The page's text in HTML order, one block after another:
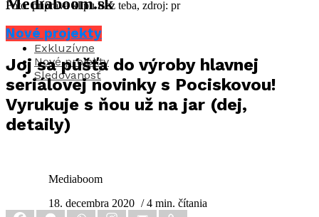
Aktuality
Exkluzívne
Nové projekty
Sledovanosť
Foto: príprava klipu Bez teba, zdroj: pr
Nové projekty
Joj sa púšťa do výroby hlavnej
seriálovej novinky s Pociskovou!
Vyrukuje s ňou už na jar (dej,
detaily)
Mediaboom
18. decembra 2020 / 4 min. čítania